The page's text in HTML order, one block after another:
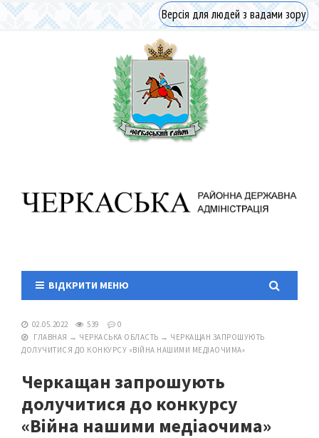
Версія для людей з вадами зору
ВІДКРИТИ МЕНЮ
02.05.2022 539
0
ГЛАВНАЯ → ЧЕРКАСЬКА ОБЛАСТЬ → ЧЕРКАЩАН ЗАПРОШУЮТЬ
ДОЛУЧИТИСЯ ДО КОНКУРСУ «ВІЙНА НАШИМИ МЕДІАОЧИМА»
Черкащан запрошують
долучитися до конкурсу
«Війна нашими медіаочима»